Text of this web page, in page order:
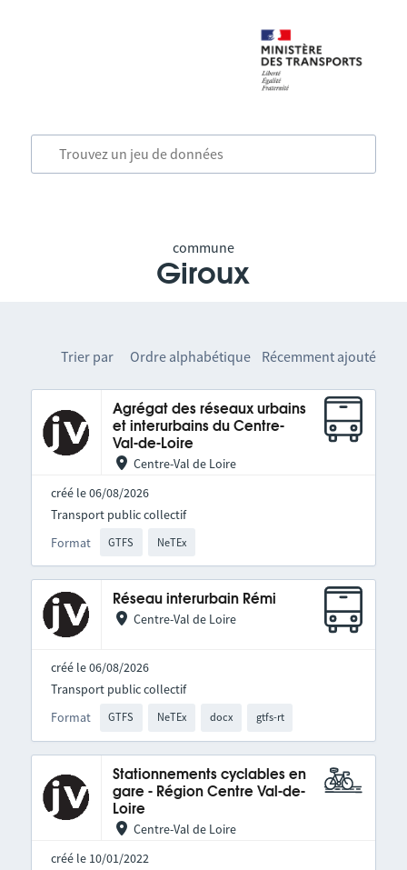
commune
Giroux
Trier par Ordre alphabétique Récemment ajouté
Agrégat des réseaux urbains
et interurbains du Centre-
Val-de-Loire
Centre-Val de Loire
créé le 06/08/2026
Format GTFS NeTEx
Transport public collectif
Réseau interurbain Rémi
Centre-Val de Loire
créé le 06/08/2026
Format GTFS NeTEx docx gtfs-rt
Transport public collectif
Stationnements cyclables en
gare - Région Centre Val-de-
Loire
Centre-Val de Loire
créé le 10/01/2022